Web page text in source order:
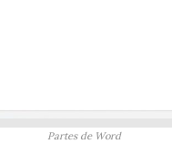
Partes de Word